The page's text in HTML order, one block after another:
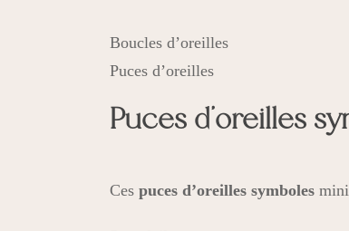
Boucles d’oreilles
Puces d’oreilles
Puces d’oreilles
Ces puces d’oreilles symboles